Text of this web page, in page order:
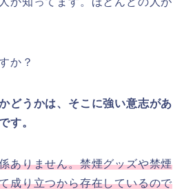
か？
どうかは、そこに強い意志があ
す。
ありません。禁煙グッズや禁煙
成り立つから存在しているので